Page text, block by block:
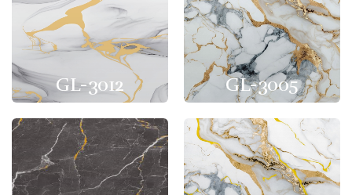
GL-3012 GL-3005